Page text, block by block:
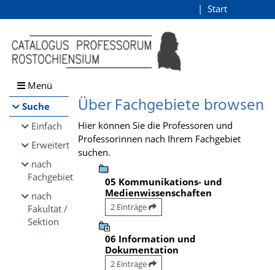
Browsen
direkt zum Inhalt
Start
Menü
Suche
Einfach
Erweitert
nach
Fachgebiet
nach
Fakultät /
Sektion
Über Fachgebiete browsen
Hier können Sie die Professoren und
Professorinnen nach Ihrem Fachgebiet
suchen.
05 Kommunikations- und
Medienwissenschaften
2 Einträge
06 Information und
Dokumentation
2 Einträge